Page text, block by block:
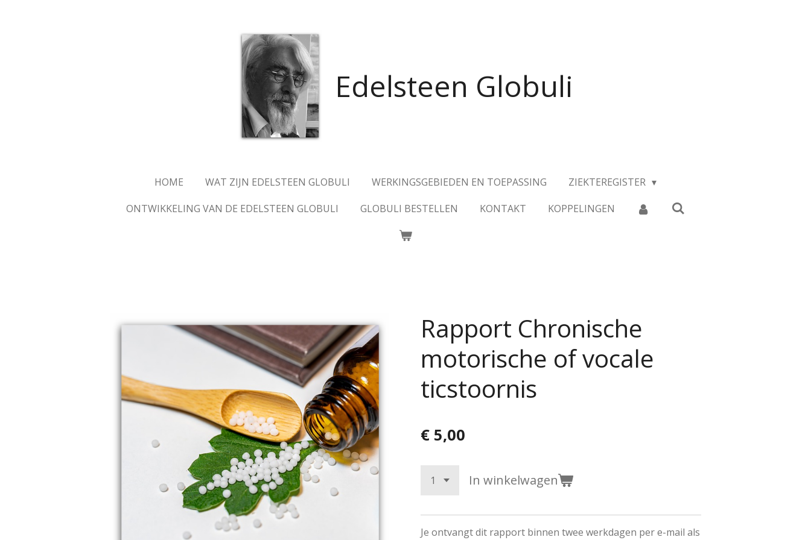
Edelsteen Globuli
HOME WAT ZIJN EDELSTEEN GLOBULI WERKINGSGEBIEDEN EN TOEPASSING
ZIEKTEREGISTER
ONTWIKKELING VAN DE EDELSTEEN GLOBULI
GLOBULI BESTELLEN KONTAKT KOPPELINGEN
Rapport Chronische
motorische of vocale
ticstoornis
€ 5,00
In winkelwagen
Je ontvangt dit rapport binnen twee werkdagen per e-mail als